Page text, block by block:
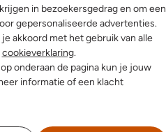
in bezoekersgedrag en om een
gepersonaliseerde advertenties.
akkoord met het gebruik van alle
cookieverklaring.
onderaan de pagina kun je jouw
informatie of een klacht
-40%